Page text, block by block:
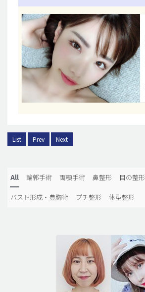
List Prev Next
All 輪郭手術 両顎手術 鼻整形 目の整形
バスト形成・豊胸術 プチ整形 体型整形